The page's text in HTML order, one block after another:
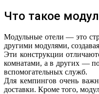
Что такое
Модульные отели — это
другими модулями,
Эти конструкции
комнатами, а в других —
вспомогательных служб.
Для кемпингов очень
доставки. Кроме того,